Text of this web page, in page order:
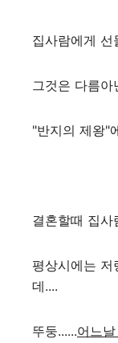
집사람에게 선
그것은 다름아
"반지의 제왕"
결혼할때 집사
평상시에는 저
데....
뚜둥......어느